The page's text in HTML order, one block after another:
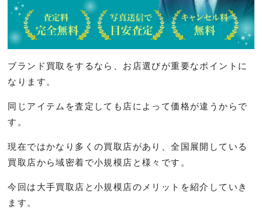
ブランド買取をするなら、お店選びが重要なポイントに
なります。
同じアイテムを査定しても店によって価格が違うからで
す。
現在ではかなり多くの買取店があり、全国展開している
買取店から域密着で小規模店と様々です。
今回は大手買取店と小規模店のメリットを紹介していき
ます。